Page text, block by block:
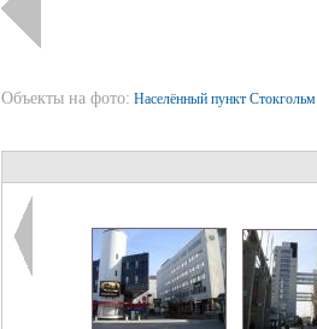
Объекты на фото: Населённый пункт Стокгольм